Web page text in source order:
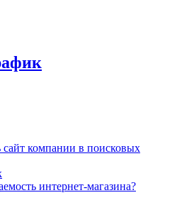
компании в поисковых
интернет-магазина?